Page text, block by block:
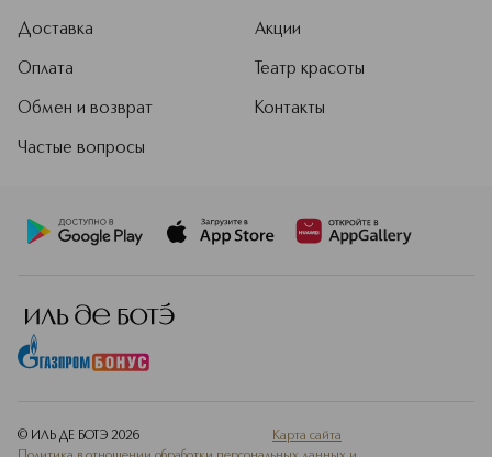
Доставка
Оплата
Обмен и возврат
Частые вопросы
Акции
Театр красоты
Контакты
© ИЛЬ ДЕ БОТЭ 2026
Карта сайта